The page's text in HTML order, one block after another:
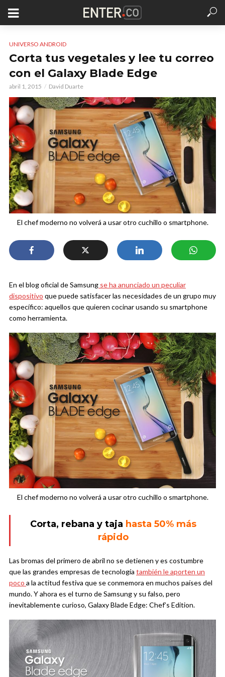
UNIVERSO ANDROID
Corta tus vegetales y lee tu correo
con el Galaxy Blade Edge
abril 1, 2015 David Duarte
El chef moderno no volverá a usar otro cuchillo o smartphone.
En el blog oficial de Samsung se ha anunciado un peculiar
dispositivo que puede satisfacer las necesidades de un grupo muy
específico: aquellos que quieren cocinar usando su smartphone
como herramienta.
El chef moderno no volverá a usar otro cuchillo o smartphone.
Corta, rebana y taja hasta 50% más
rápido
Las bromas del primero de abril no se detienen y es costumbre
que las grandes empresas de tecnología también le aporten un
poco a la actitud festiva que se conmemora en muchos países del
mundo. Y ahora es el turno de Samsung y su falso, pero
inevitablemente curioso, Galaxy Blade Edge: Chef’s Edition.